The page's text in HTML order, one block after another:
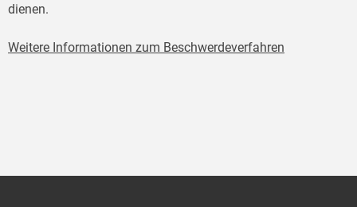
dienen.
Weitere Informationen zum Beschwerdeverfahren